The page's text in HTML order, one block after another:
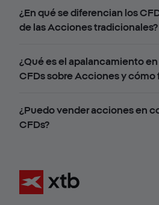
¿En qué se diferencian los
de las Acciones tradicionales?
¿Qué es el apalancamiento
CFDs sobre Acciones y cómo
¿Puedo vender acciones en
CFDs?